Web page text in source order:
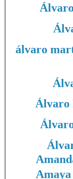
álvaro
Álvaro